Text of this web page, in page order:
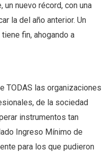
un nuevo récord, con una
la del año anterior. Un
fin, ahogando a
TODAS las organizaciones
de la sociedad
instrumentos tan
Ingreso Mínimo de
para los que pudieron